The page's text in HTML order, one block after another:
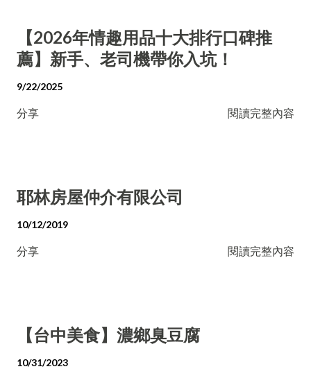
【2026年情趣用品十大排行口碑推
薦】新手、老司機帶你入坑！
9/22/2025
分享 閱讀完整內容
耶林房屋仲介有限公司
10/12/2019
分享 閱讀完整內容
【台中美食】濃鄉臭豆腐
10/31/2023